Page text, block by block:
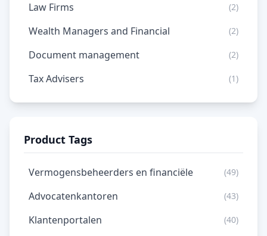
Law Firms (2)
Wealth Managers and Financial (2)
Document management (2)
Tax Advisers (1)
Product Tags
Vermogensbeheerders en financiële (49)
Advocatenkantoren (43)
Klantenportalen (40)